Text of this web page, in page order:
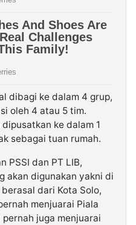
dibagi ke dalam 4 grup,
oleh 4 atau 5 tim.
ke dalam 1
sebagai tuan rumah.
PSSI dan PT LIB,
akan digunakan yakni di
dari Kota Solo,
menjuarai Piala
juga menjuarai